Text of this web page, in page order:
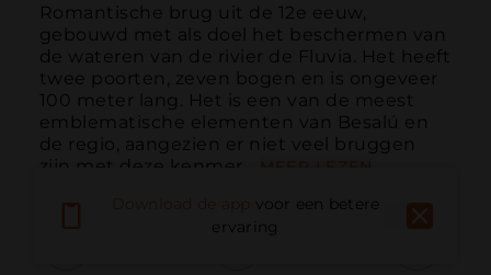
Romantische brug uit de 12e eeuw,
gebouwd met als doel het beschermen van
de wateren van de rivier de Fluvia. Het heeft
twee poorten, zeven bogen en is ongeveer
100 meter lang. Het is een van de meest
emblematische elementen van Besalú en
de regio, aangezien er niet veel bruggen
zijn met deze kenmer...
voor een betere
ervaring